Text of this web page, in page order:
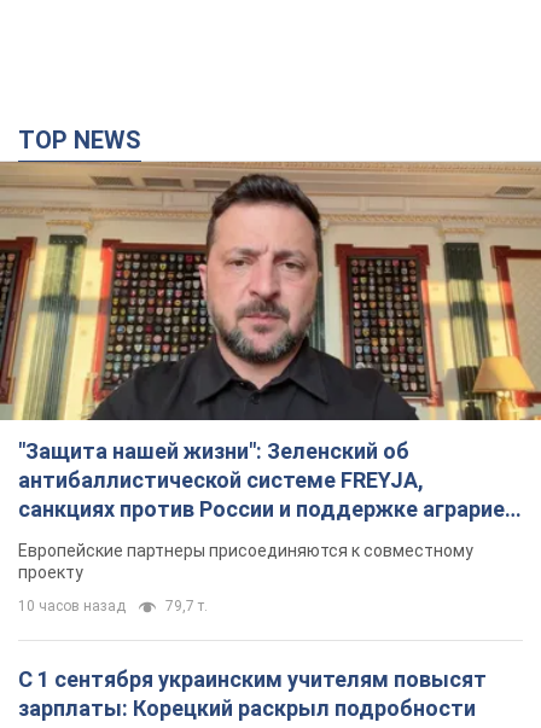
TOP NEWS
"Защита нашей жизни": Зеленский об
антибаллистической системе FREYJA,
санкциях против России и поддержке аграриев.
Видео
Европейские партнеры присоединяются к совместному
проекту
10 часов назад 79,7 т.
С 1 сентября украинским учителям повысят
зарплаты: Корецкий раскрыл подробности